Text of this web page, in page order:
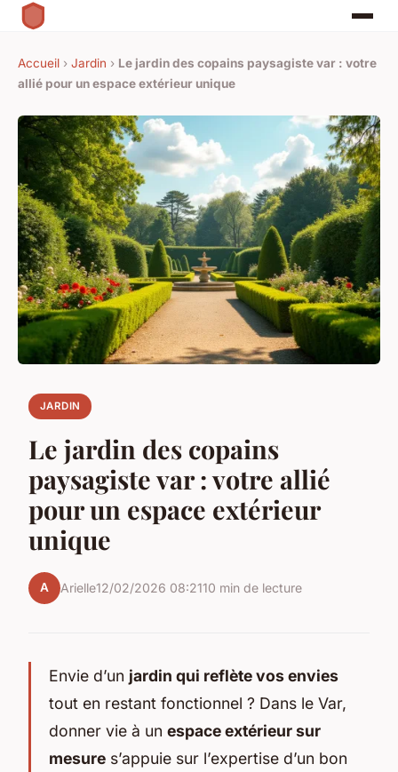
Accueil › Jardin › Le jardin des copains paysagiste var : votre
allié pour un espace extérieur unique
JARDIN
Le jardin des copains
paysagiste var : votre allié
pour un espace extérieur
unique
A Arielle12/02/2026 08:2110 min de lecture
Envie d’un jardin qui reflète vos envies
tout en restant fonctionnel ? Dans le Var,
donner vie à un espace extérieur sur
mesure s’appuie sur l’expertise d’un bon